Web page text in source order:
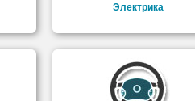
Электрика